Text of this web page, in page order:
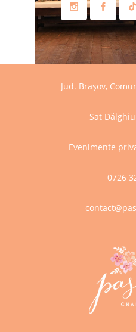
Jud. Brașov,
Sat
Evenimente
0726